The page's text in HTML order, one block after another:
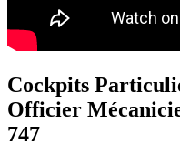
Cockpits
Officier
747